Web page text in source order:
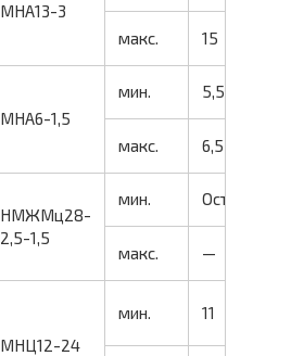
MHA13-3
макс. 15
МНА6-1,5
мин. 5,5
макс. 6,5
НМЖМц28-
2,5-1,5
мин. Ост.
макс. —
МНЦ12-24
мин. 11